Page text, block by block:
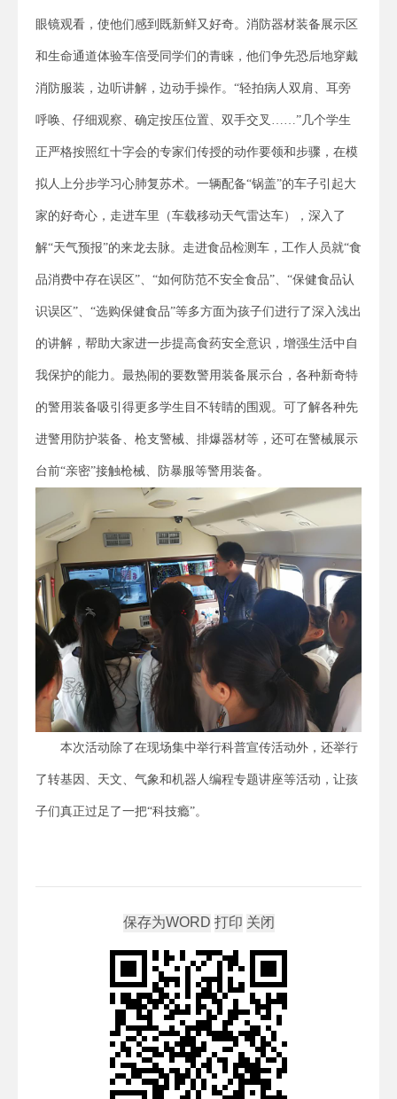
眼镜观看，使他们感到既新鲜又好奇。消防器材装备展示区
和生命通道体验车倍受同学们的青睐，他们争先恐后地穿戴
消防服装，边听讲解，边动手操作。“轻拍病人双肩、耳旁
呼唤、仔细观察、确定按压位置、双手交叉……”几个学生
正严格按照红十字会的专家们传授的动作要领和步骤，在模
拟人上分步学习心肺复苏术。一辆配备“锅盖”的车子引起大
家的好奇心，走进车里（车载移动天气雷达车），深入了
解“天气预报”的来龙去脉。走进食品检测车，工作人员就“食
品消费中存在误区”、“如何防范不安全食品”、“保健食品认
识误区”、“选购保健食品”等多方面为孩子们进行了深入浅出
的讲解，帮助大家进一步提高食药安全意识，增强生活中自
我保护的能力。最热闹的要数警用装备展示台，各种新奇特
的警用装备吸引得更多学生目不转睛的围观。可了解各种先
进警用防护装备、枪支警械、排爆器材等，还可在警械展示
台前“亲密”接触枪械、防暴服等警用装备。
本次活动除了在现场集中举行科普宣传活动外，还举行
了转基因、天文、气象和机器人编程专题讲座等活动，让孩
子们真正过足了一把“科技瘾”。